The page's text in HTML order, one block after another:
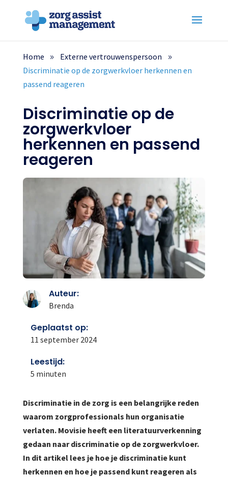
Home
Externe vertrouwenspersoon
Discriminatie op de zorgwerkvloer herkennen en
passend reageren
Discriminatie op de
zorgwerkvloer
herkennen en passend
reageren
Auteur:
Brenda
Geplaatst op:
11 september 2024
Leestijd:
5 minuten
Discriminatie in de zorg is een belangrijke reden
waarom zorgprofessionals hun organisatie
verlaten. Movisie heeft een literatuurverkenning
gedaan naar discriminatie op de zorgwerkvloer.
In dit artikel lees je hoe je discriminatie kunt
herkennen en hoe je passend kunt reageren als